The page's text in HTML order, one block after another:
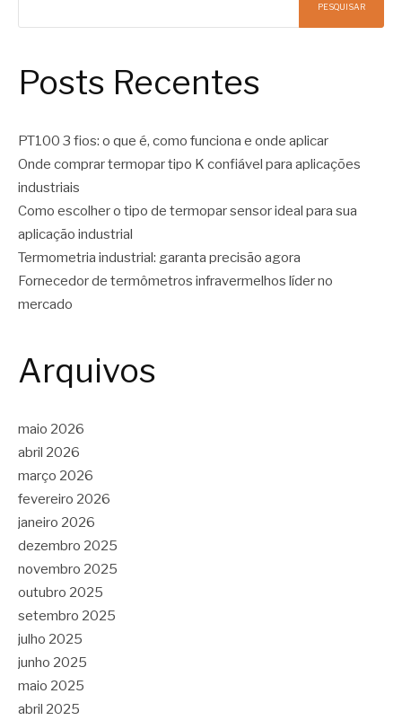
PESQUISAR
Posts Recentes
PT100 3 fios: o que é, como funciona e onde aplicar
Onde comprar termopar tipo K confiável para aplicações
industriais
Como escolher o tipo de termopar sensor ideal para sua
aplicação industrial
Termometria industrial: garanta precisão agora
Fornecedor de termômetros infravermelhos líder no
mercado
Arquivos
maio 2026
abril 2026
março 2026
fevereiro 2026
janeiro 2026
dezembro 2025
novembro 2025
outubro 2025
setembro 2025
julho 2025
junho 2025
maio 2025
abril 2025